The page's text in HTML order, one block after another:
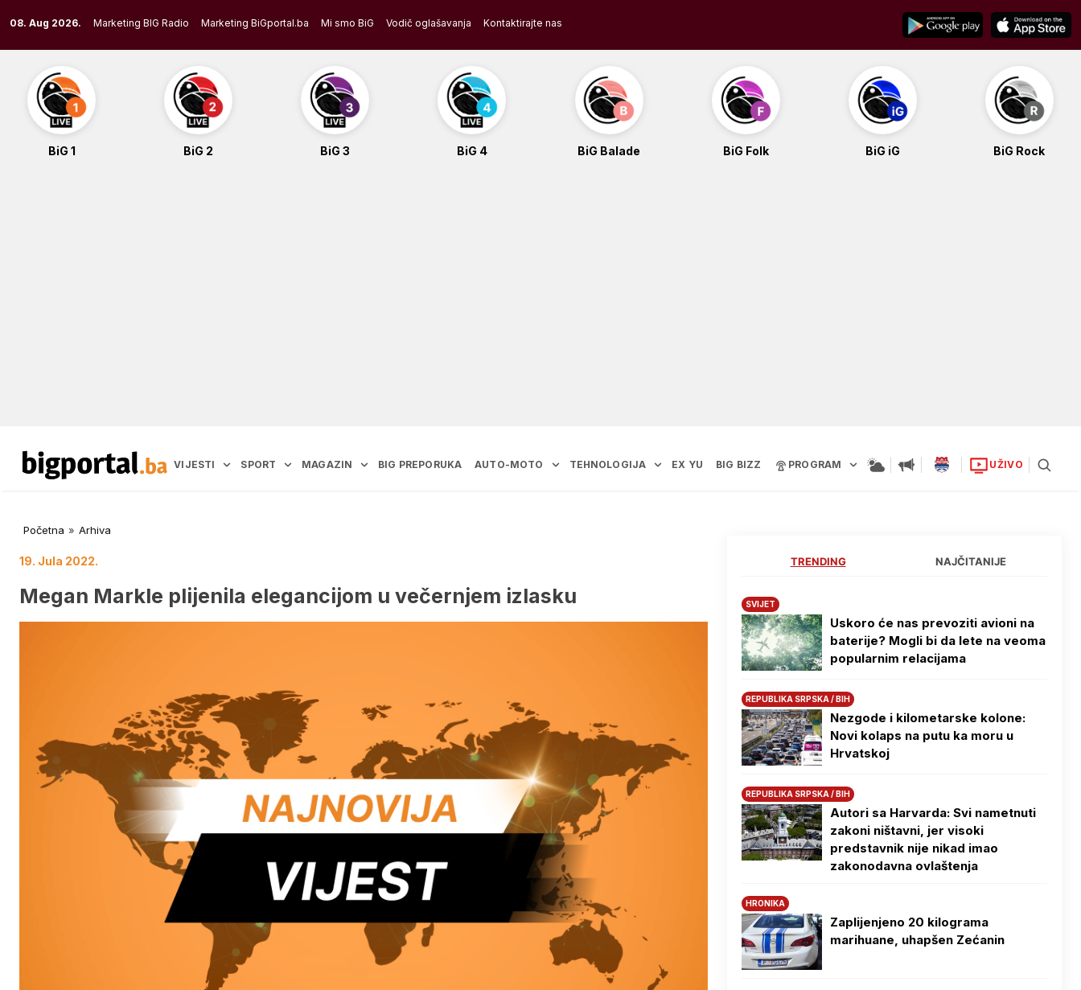
to
content
08. Aug 2026. Marketing BIG Radio Marketing BiGportal.ba Mi smo BiG Vodič oglašavanja Kontaktirajte nas
BiG 1 BiG 2 BiG 3 BiG 4 BiG Balade BiG Folk BiG iG BiG Rock
VIJESTI SPORT MAGAZIN BIG PREPORUKA AUTO-MOTO TEHNOLOGIJA EX YU BIG BIZZ PROGRAM UŽIVO
Početna » Arhiva
19. Jula 2022.
Megan Markle plijenila elegancijom u večernjem izlasku
TRENDING NAJČITANIJE
SVIJET
Uskoro će nas prevoziti avioni na
baterije? Mogli bi da lete na veoma
popularnim relacijama
REPUBLIKA SRPSKA / BIH
Nezgode i kilometarske kolone:
Novi kolaps na putu ka moru u
Hrvatskoj
REPUBLIKA SRPSKA / BIH
Autori sa Harvarda: Svi nametnuti
zakoni ništavni, jer visoki
predstavnik nije nikad imao
zakonodavna ovlaštenja
HRONIKA
Zaplijenjeno 20 kilograma
marihuane, uhapšen Zećanin